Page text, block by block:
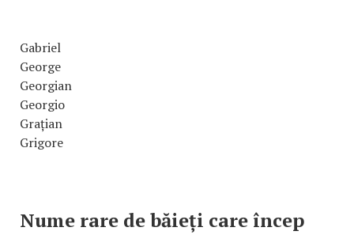
Gabriel
George
Georgian
Georgio
Grațian
Grigore
Nume rare de băieți care încep